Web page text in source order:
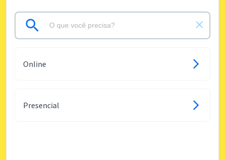
Online
Presencial